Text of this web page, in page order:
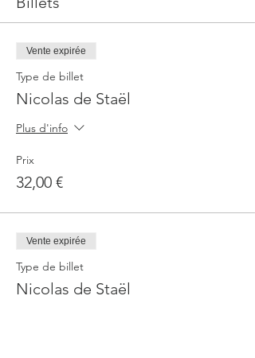
Vente expirée
Type de billet
Nicolas de Staël
Plus d'info
Prix
32,00 €
Vente expirée
Type de billet
Nicolas de Staël